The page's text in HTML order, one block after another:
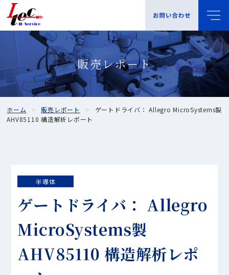
販売レポート
ホーム 販売レポート
ゲートドライバ： Allegro MicroSystems製
AHV85110 構造解析レポート
半導体
ゲートドライバ： Allegro
MicroSystems製
AHV85110 構造解析レポ